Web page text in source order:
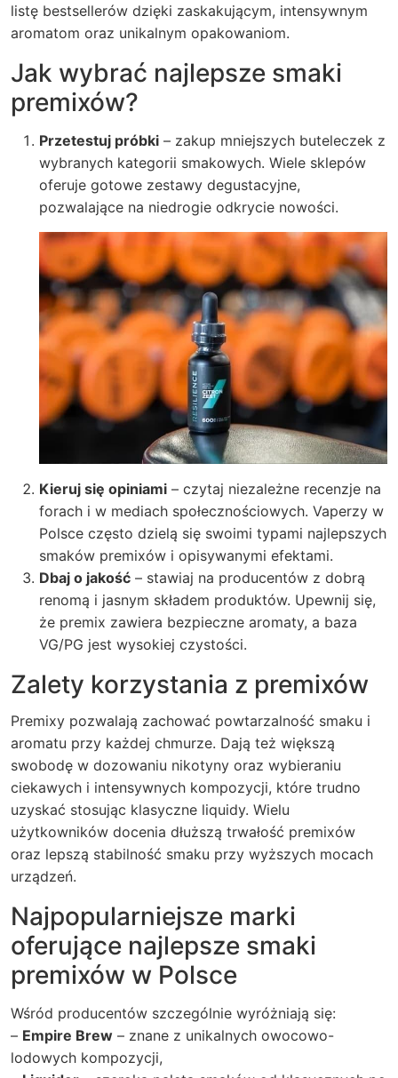
listę bestsellerów dzięki zaskakującym, intensywnym
aromatom oraz unikalnym opakowaniom.
Jak wybrać najlepsze smaki
premixów?
Przetestuj próbki – zakup mniejszych buteleczek z
wybranych kategorii smakowych. Wiele sklepów
oferuje gotowe zestawy degustacyjne,
pozwalające na niedrogie odkrycie nowości.
Kieruj się opiniami – czytaj niezależne recenzje na
forach i w mediach społecznościowych. Vaperzy w
Polsce często dzielą się swoimi typami najlepszych
smaków premixów i opisywanymi efektami.
Dbaj o jakość – stawiaj na producentów z dobrą
renomą i jasnym składem produktów. Upewnij się,
że premix zawiera bezpieczne aromaty, a baza
VG/PG jest wysokiej czystości.
Zalety korzystania z premixów
Premixy pozwalają zachować powtarzalność smaku i
aromatu przy każdej chmurze. Dają też większą
swobodę w dozowaniu nikotyny oraz wybieraniu
ciekawych i intensywnych kompozycji, które trudno
uzyskać stosując klasyczne liquidy. Wielu
użytkowników docenia dłuższą trwałość premixów
oraz lepszą stabilność smaku przy wyższych mocach
urządzeń.
Najpopularniejsze marki
oferujące najlepsze smaki
premixów w Polsce
Wśród producentów szczególnie wyróżniają się:
– Empire Brew – znane z unikalnych owocowo-
lodowych kompozycji,